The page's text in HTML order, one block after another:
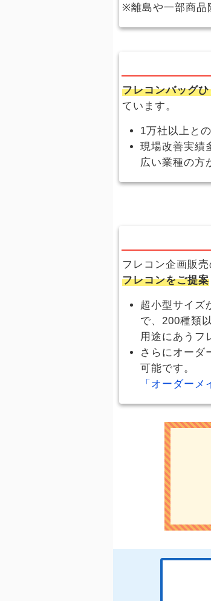
※離島や一部商品
フレコンバッグ
ています。
1万社以上と
現場改善実績
広い業種の方
フレコン企画販売
フレコンをご提案
超小型サイズ
で、200種類
用途にあうフ
さらにオーダ
可能です。
「オーダー